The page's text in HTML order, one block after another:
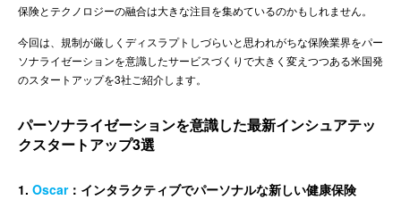
保険とテクノロジーの融合は大きな注目を集めているのかもしれません。
今回は、規制が厳しくディスラプトしづらいと思われがちな保険業界をパー
ソナライゼーションを意識したサービスづくりで大きく変えつつある米国発
のスタートアップを3社ご紹介します。
パーソナライゼーションを意識した最新インシュアテッ
クスタートアップ3選
1. Oscar：インタラクティブでパーソナルな新しい健康保険